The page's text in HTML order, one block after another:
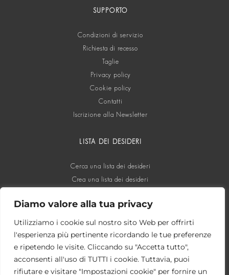
Diamo valore alla tua privacy
Utilizziamo i cookie sul nostro sito Web per offrirti
l'esperienza più pertinente ricordando le tue preferenze
e ripetendo le visite. Cliccando su "Accetta tutto",
acconsenti all'uso di TUTTI i cookie. Tuttavia, puoi
rifiutare e visitare "Impostazioni cookie" per fornire un
SUPPORTO
Condizioni di servizio
Richiesta di recesso
Taglie
Privacy policy
Cookie policy
Contatti
Iscrizione alla Newsletter
LISTA DEI DESIDERI
Cerca una lista dei desideri
Crea una lista dei desideri
SOCIAL